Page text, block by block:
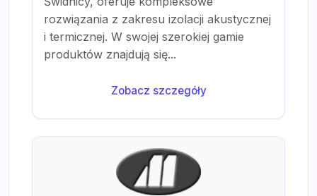
rozwiązania z zakresu izolacji akustycznej
i termicznej. W swojej szerokiej gamie
produktów znajdują się...
Zobacz szczegóły